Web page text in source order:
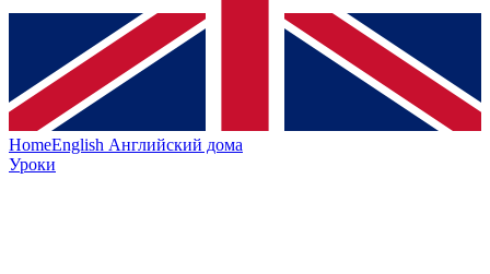
HomeEnglish Английский дома
Уроки